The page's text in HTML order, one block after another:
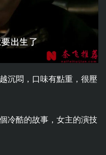
沉悶，口味有點重，很壓
冷酷的故事，女主的演技